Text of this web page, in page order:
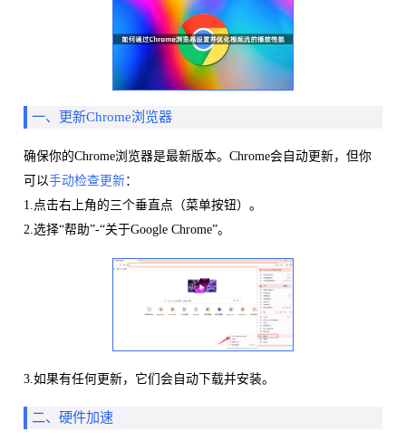
一、更新Chrome浏览器
确保你的Chrome浏览器是最新版本。Chrome会自动更新，但你
可以手动检查更新：
1.点击右上角的三个垂直点（菜单按钮）。
2.选择“帮助”-“关于Google Chrome”。
3.如果有任何更新，它们会自动下载并安装。
二、硬件加速